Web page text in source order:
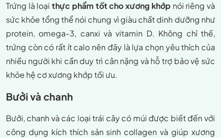
Trứng là loạithực phẩm tốt cho xương khớp nói riêng và
sức khỏe tổng thể nói chung vì giàu chất dinh dưỡng như
protein, omega-3, canxi và vitamin D. Không chỉ thế,
trứng còn có rất ít calo nên đây là lựa chọn yêu thích của
nhiều người khi cần duy trì cân nặng và hỗ trợ bảo vệ sức
khỏe hệ cơ xương khớp tối ưu.
Bưởi và chanh
Bưởi, chanh và các loại trái cây có múi được biết đến với
công dụng kích thích sản sinh collagen và giúp xương